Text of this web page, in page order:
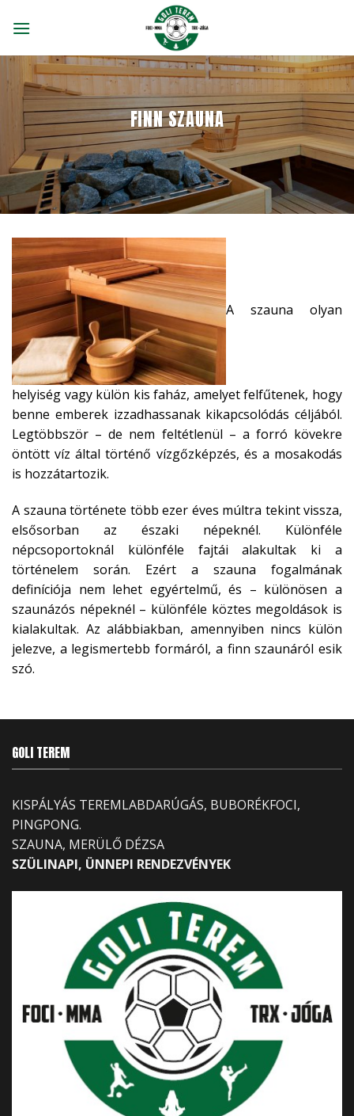
FINN SZAUNA
A szauna olyan
helyiség vagy külön kis faház, amelyet felfűtenek, hogy
benne emberek izzadhassanak kikapcsolódás céljából.
Legtöbbször – de nem feltétlenül – a forró kövekre
öntött víz által történő vízgőzképzés, és a mosakodás
is hozzátartozik.
A szauna története több ezer éves múltra tekint vissza,
elsősorban az északi népeknél. Különféle
népcsoportoknál különféle fajtái alakultak ki a
történelem során. Ezért a szauna fogalmának
definíciója nem lehet egyértelmű, és – különösen a
szaunázós népeknél – különféle köztes megoldások is
kialakultak. Az alábbiakban, amennyiben nincs külön
jelezve, a legismertebb formáról, a finn szaunáról esik
szó.
GOLI TEREM
KISPÁLYÁS TEREMLABDARÚGÁS, BUBORÉKFOCI,
PINGPONG.
SZAUNA, MERÜLŐ DÉZSA
SZÜLINAPI, ÜNNEPI RENDEZVÉNYEK